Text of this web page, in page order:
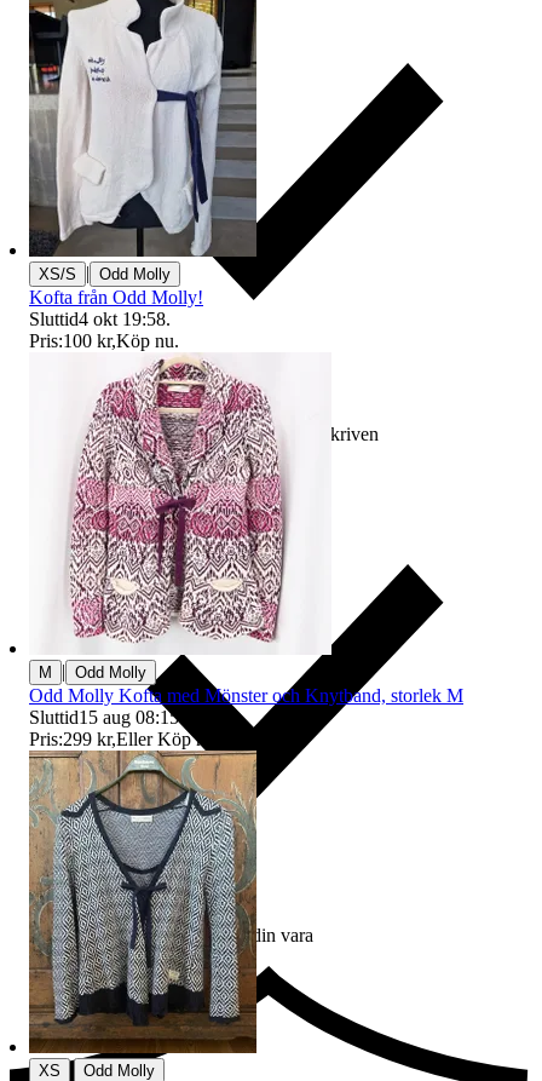
Ersättning om varan inte är som beskriven
Ersättning om du inte får din vara
XS/S | Odd Molly
Kofta från Odd Molly!
Sluttid4 okt 19:58.
Pris:100 kr,Köp nu.
M | Odd Molly
Odd Molly Kofta med Mönster och Knytband, storlek M
Sluttid15 aug 08:15
Pris:299 kr,Eller Köp nu
XS Odd Molly